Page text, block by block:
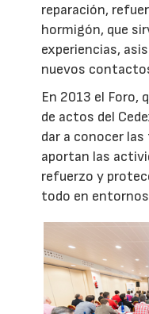
reparación,
hormigón, que
experiencias,
nuevos
En 2013 el Foro,
de actos del
dar a conocer
aportan las
refuerzo y
todo en